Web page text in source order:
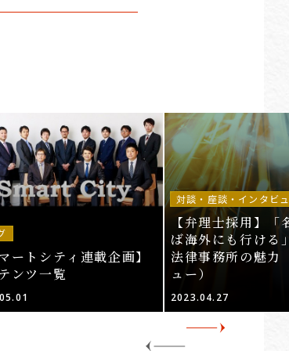
ートシティ連載企画】
ンツ一覧
対談・座談・インタビ
【弁理士採用】「
ば海外にも行け
法律事務所の魅力
ュー）
2023.04.27